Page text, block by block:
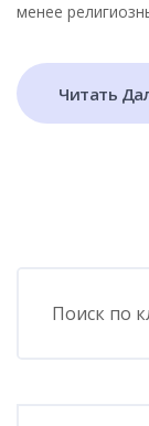
менее
Читать